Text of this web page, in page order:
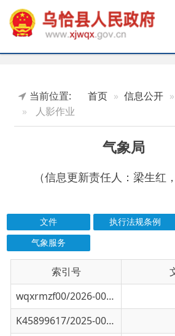
人影作业
气象局
（信息更新责任人：梁生红，联
气象服务
索引号
wqxrmzf00/2026-00033
乌恰县人工影
K45899617/2025-00445
2025年2月26
K45899617/2025-00218
2025年乌恰县